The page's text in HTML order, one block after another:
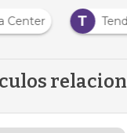
Center T